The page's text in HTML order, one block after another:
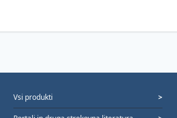
Vsi produkti >